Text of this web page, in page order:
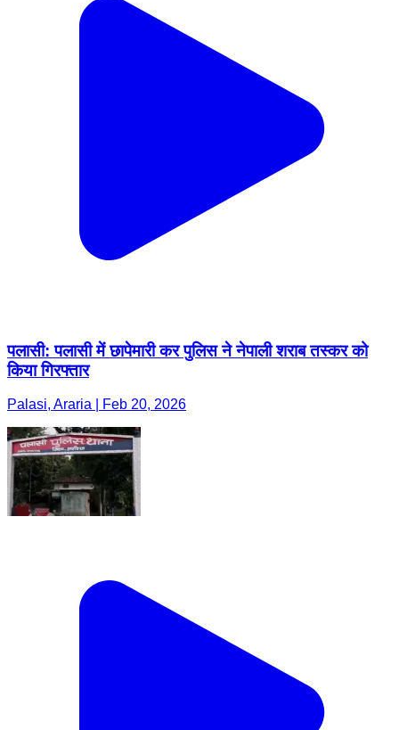
पलासी: पलासी में छापेमारी कर पुलिस ने नेपाली शराब तस्कर को
किया गिरफ्तार
Palasi, Araria | Feb 20, 2026